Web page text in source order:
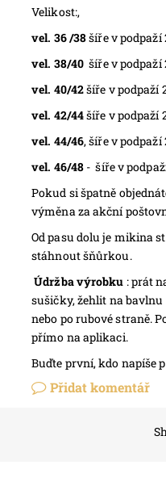
Velikost:,
vel. 36 /38šíře v podpaží
vel. 38/40 šíře v podpaží
vel. 40/42šíře v podpaží
vel. 42/44šíře v podpaží
vel. 44/46, šíře v podpaží
vel. 46/48 - šíře v
Pokud si špatně
výměna za akční
Od pasu dolu je mikina
stáhnout šňůrkou.
Údržba výrobku : prát
sušičky, žehlit na
nebo po rubové straně.
přímo na aplikaci.
Buďte první, kdo napíše
Přidat komentář